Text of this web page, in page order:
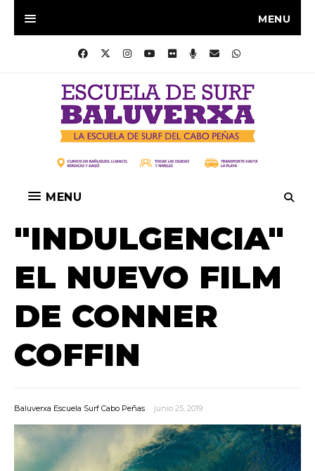
MENU
MENU
"INDULGENCIA"
EL NUEVO FILM
DE CONNER
COFFIN
Baluverxa Escuela Surf Cabo Peñas junio 25, 2019